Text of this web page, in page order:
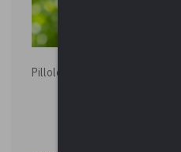
Pillole ambientali | 2026